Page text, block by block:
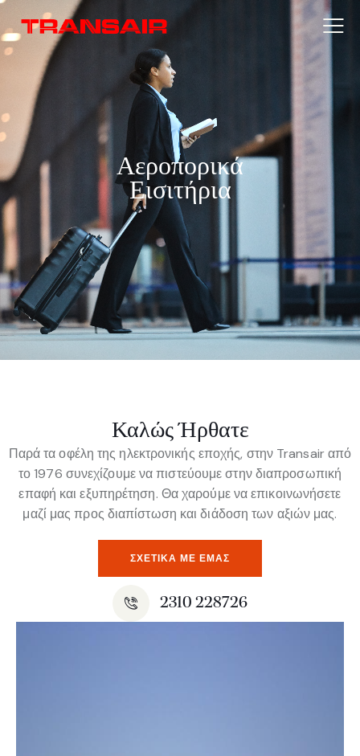
Αεροπορικά
Εισιτήρια
Καλώς Ήρθατε
Παρά τα οφέλη της ηλεκτρονικής εποχής, στην Transair από
το 1976 συνεχίζουμε να πιστεύουμε στην διαπροσωπική
επαφή και εξυπηρέτηση. Θα χαρούμε να επικοινωνήσετε
μαζί μας προς διαπίστωση και διάδοση των αξιών μας.
ΣΧΕΤΙΚΆ ΜΕ ΕΜΆΣ
2310 228726